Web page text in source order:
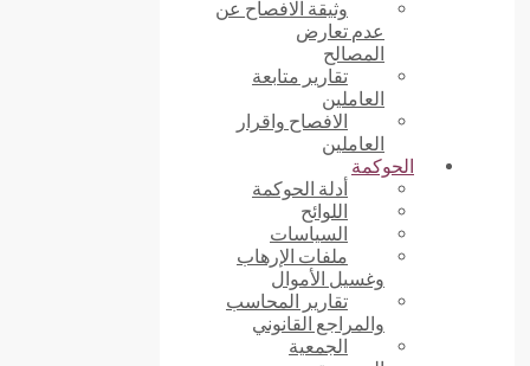
وثيقة الافصاح عن
عدم تعارض
المصالح
تقارير متابعة
العاملين
الافصاح واقرار
العاملين
الحوكمة
أدلة الحوكمة
اللوائح
السياسات
ملفات الإرهاب
وغسيل الأموال
تقارير المحاسب
والمراجع القانوني
الجمعية